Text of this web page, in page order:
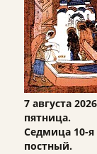
7 августа
пятница.
Седмица 10-я
постный.